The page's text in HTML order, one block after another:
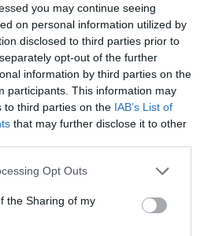
you may continue seeing
on personal information utilized by
disclosed to third parties prior to
opt-out of the further
information by third parties on the
participants. This information may
to third parties on the IAB’s List of
that may further disclose it to other
app uses one or more Google
usage behaviour. You may click to
Google and its third-party tags to
specified purposes in below Google
Opt Outs
the Sharing of my
Ford Mustang piaci